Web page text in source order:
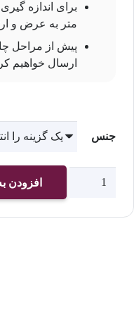
متر به عرض و
پیش از مراحل
ارسال خواهیم
جنس
چاپ
دیواری
افزودن